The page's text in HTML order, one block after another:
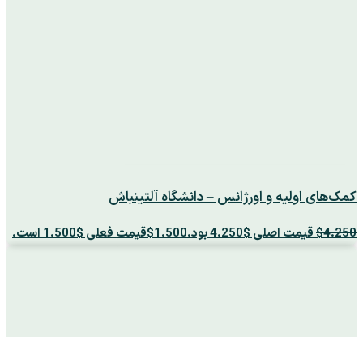
کمک‌های اولیه و اورژانس – دانشگاه آلتینباش
$4.250 قیمت اصلی $4.250 بود. $1.500 قیمت فعلی $1.500 است.